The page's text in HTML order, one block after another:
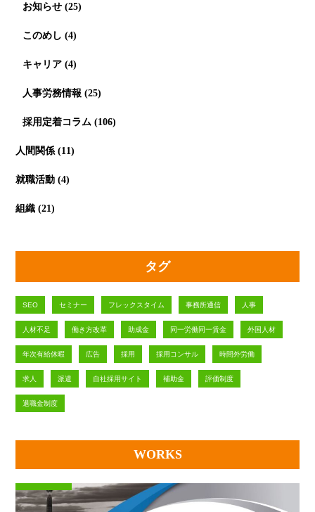
お知らせ (25)
このめし (4)
キャリア (4)
人事労務情報 (25)
採用定着コラム (106)
人間関係 (11)
就職活動 (4)
組織 (21)
タグ
SEO セミナー フレックスタイム 事務所通信 人事
人材不足 働き方改革 助成金 同一労働同一賃金 外国人材
年次有給休暇 広告 採用 採用コンサル 時間外労働
求人 派遣 自社採用サイト 補助金 評価制度
退職金制度
WORKS